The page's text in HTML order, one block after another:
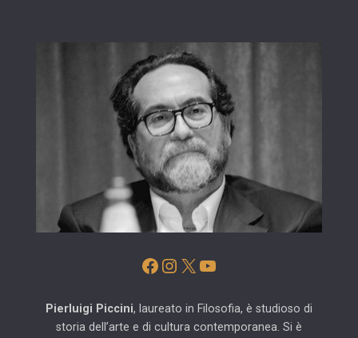
Facebook
Instagram
X YouTube
Pierluigi Piccini, laureato in Filosofia, è studioso di
storia dell’arte e di cultura contemporanea. Si è